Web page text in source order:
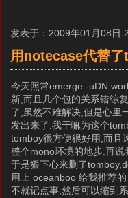
发表于：2009年01月08日
用notecase代替
今天照常emerge -uDN
新,而且几个包的关系错综
了,虽然不难解决,但是心里
发出来了:我干嘛为这个
tomboy很方便很好用,而且
整个mono环境的地步.再
于是狠下心来删了
用上 oceanboo 给我推荐的
不就记点事,然后可以缩到